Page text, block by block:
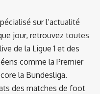
sur l’actualité
jour, retrouvez toutes
de la Ligue 1 et des
comme la Premier
la Bundesliga.
des matches de foot